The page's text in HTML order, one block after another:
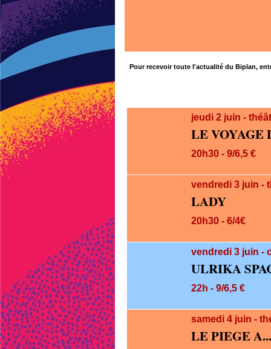
Pour recevoir toute l'actualité du Biplan,
jeudi 2 juin -
LE VOYAGE
20h30 - 9/6,5 €
vendredi 3 juin -
LADY
20h30 - 6/4€
vendredi 3 juin -
ULRIKA
22h - 9/6,5 €
samedi 4 juin -
LE PIEGE A...